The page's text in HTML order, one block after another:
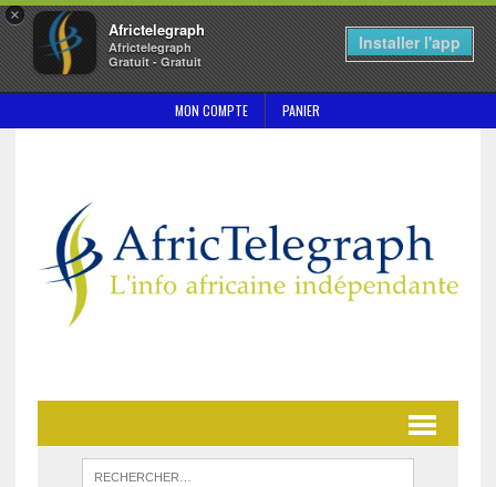
×
Africtelegraph
Africtelegraph
Gratuit - Gratuit
Installer l'app
MON COMPTE PANIER